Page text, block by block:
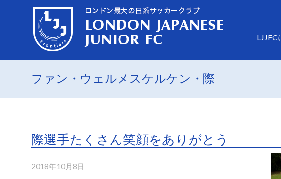
LJJFC
ファン・ウェルメスケルケン・際
際選手たくさん笑顔をありがとう
2018年10月8日